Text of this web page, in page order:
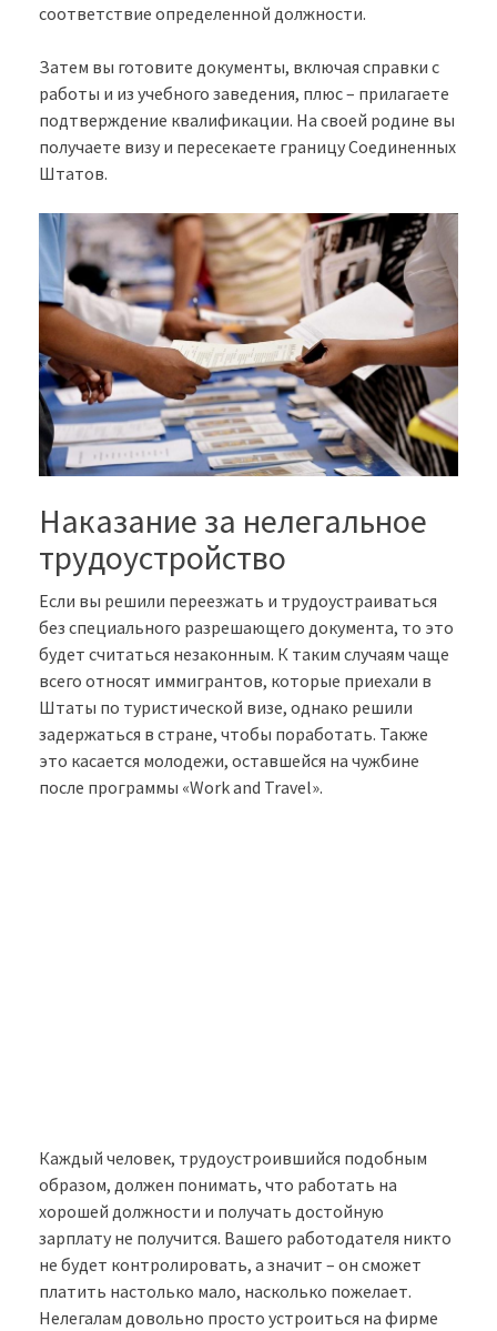
соответствие определенной должности.
Затем вы готовите документы, включая справки с
работы и из учебного заведения, плюс – прилагаете
подтверждение квалификации. На своей родине вы
получаете визу и пересекаете границу Соединенных
Штатов.
Наказание за нелегальное
трудоустройство
Если вы решили переезжать и трудоустраиваться
без специального разрешающего документа, то это
будет считаться незаконным. К таким случаям чаще
всего относят иммигрантов, которые приехали в
Штаты по туристической визе, однако решили
задержаться в стране, чтобы поработать. Также
это касается молодежи, оставшейся на чужбине
после программы «Work and Travel».
Каждый человек, трудоустроившийся подобным
образом, должен понимать, что работать на
хорошей должности и получать достойную
зарплату не получится. Вашего работодателя никто
не будет контролировать, а значит – он сможет
платить настолько мало, насколько пожелает.
Нелегалам довольно просто устроиться на фирме